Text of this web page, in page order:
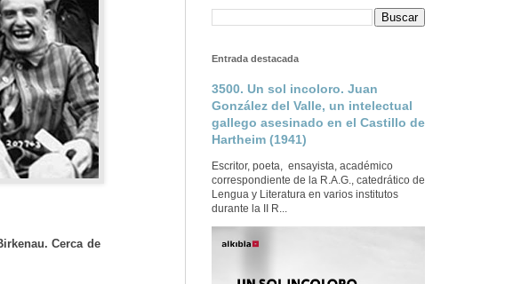
Cerca de
Entrada destacada
3500. Un sol incoloro. Juan
González del Valle, un intelectual
gallego asesinado en el Castillo de
Hartheim (1941)
Escritor, poeta, ensayista, académico
correspondiente de la R.A.G., catedrático de
Lengua y Literatura en varios institutos
durante la II R...